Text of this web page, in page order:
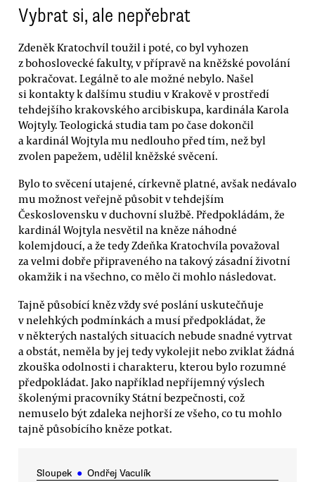
Vybrat si, ale nepřebrat
Zdeněk Kratochvíl toužil i poté, co byl vyhozen
z bohoslovecké fakulty, v přípravě na kněžské povolání
pokračovat. Legálně to ale možné nebylo. Našel
si kontakty k dalšímu studiu v Krakově v prostředí
tehdejšího krakovského arcibiskupa, kardinála Karola
Wojtyly. Teologická studia tam po čase dokončil
a kardinál Wojtyla mu nedlouho před tím, než byl
zvolen papežem, udělil kněžské svěcení.
Bylo to svěcení utajené, církevně platné, avšak nedávalo
mu možnost veřejně působit v tehdejším
Československu v duchovní službě. Předpokládám, že
kardinál Wojtyla nesvětil na kněze náhodné
kolemjdoucí, a že tedy Zdeňka Kratochvíla považoval
za velmi dobře připraveného na takový zásadní životní
okamžik i na všechno, co mělo či mohlo následovat.
Tajně působící kněz vždy své poslání uskutečňuje
v nelehkých podmínkách a musí předpokládat, že
v některých nastalých situacích nebude snadné vytrvat
a obstát, neměla by jej tedy vykolejit nebo zviklat žádná
zkouška odolnosti i charakteru, kterou bylo rozumné
předpokládat. Jako například nepříjemný výslech
školenými pracovníky Státní bezpečnosti, což
nemuselo být zdaleka nejhorší ze všeho, co tu mohlo
tajně působícího kněze potkat.
Sloupek ● Ondřej Vaculík